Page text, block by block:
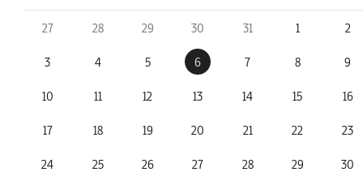
27 28 29 30 31 1 2
3 4 5 6 7 8 9
10 11 12 13 14 15 16
17 18 19 20 21 22 23
24 25 26 27 28 29 30